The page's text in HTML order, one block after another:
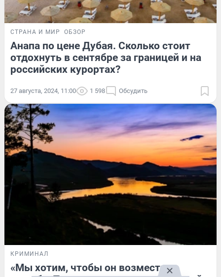
СТРАНА И МИР ОБЗОР
Анапа по цене Дубая. Сколько стоит
отдохнуть в сентябре за границей и на
российских курортах?
27 августа, 2024, 11:00 1 598 Обсудить
КРИМИНАЛ
«Мы хотим, чтобы он возместил